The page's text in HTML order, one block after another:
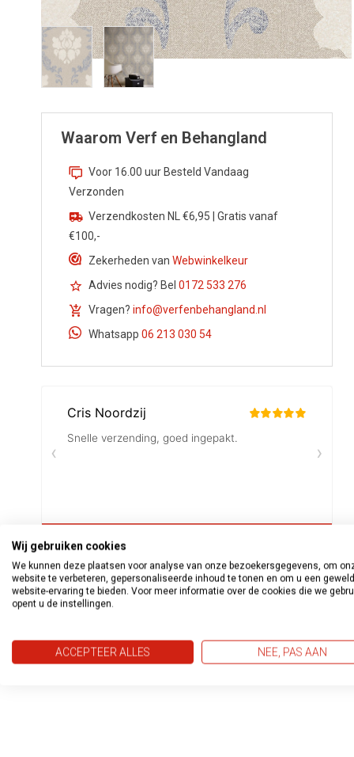
Waarom Verf en Behangland
Voor 16.00 uur Besteld Vandaag
Verzonden
Verzendkosten NL €6,95 | Gratis vanaf
€100,-
Zekerheden van Webwinkelkeur
Advies nodig? Bel 0172 533 276
Vragen? info@verfenbehangland.nl
Whatsapp 06 213 030 54
Wij gebruiken cookies
We kunnen deze plaatsen voor analyse van onze bezoekersgegevens, om
website te verbeteren, gepersonaliseerde inhoud te tonen en om u een
website-ervaring te bieden. Voor meer informatie over de cookies die we
opent u de instellingen.
ACCEPTEER ALLES NEE, PAS AAN